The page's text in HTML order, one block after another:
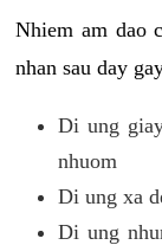
Nhiem am dao
nhan sau day
Di ung
nhuom
Di ung xa
Di ung